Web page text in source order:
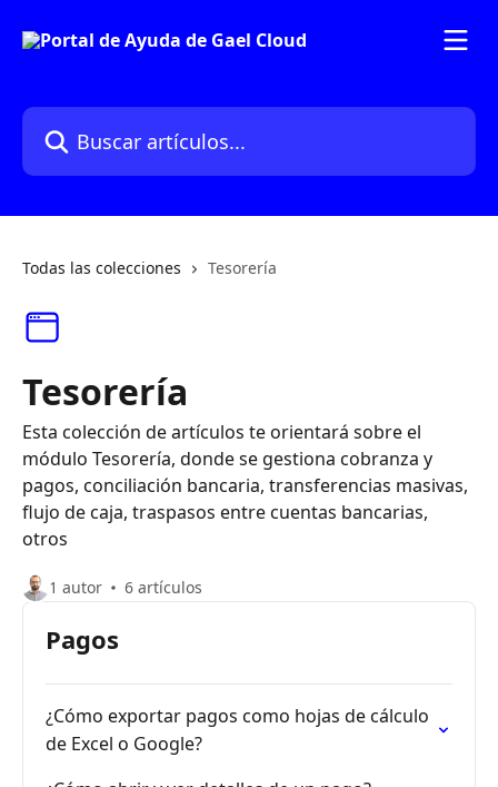
Buscar artículos...
Todas las colecciones Tesorería
Tesorería
Esta colección de artículos te orientará sobre el
módulo Tesorería, donde se gestiona cobranza y
pagos, conciliación bancaria, transferencias masivas,
flujo de caja, traspasos entre cuentas bancarias,
otros
1 autor 6 artículos
Pagos
¿Cómo exportar pagos como hojas de cálculo
de Excel o Google?